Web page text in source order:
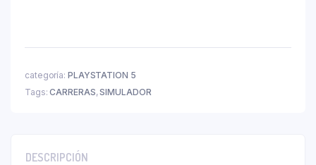
categoría: PLAYSTATION 5
Tags:CARRERAS,SIMULADOR
DESCRIPCIÓN